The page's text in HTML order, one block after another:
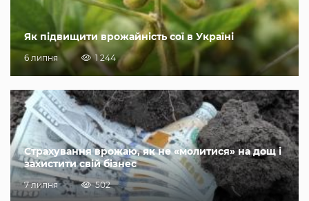
Як підвищити врожайність сої в Україні
6 липня 1 244
Страхування врожаю, як не «молитися» на дощ і
захистити свій бізнес
7 липня 502